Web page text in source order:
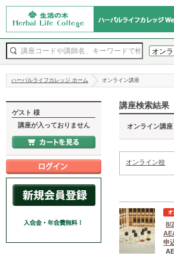
ハーバルライフカレッジ ホーム オンライン講座
ゲスト 様
講座が入っておりません
講座検索結果
オンライン講座
オンライン校
8/
申